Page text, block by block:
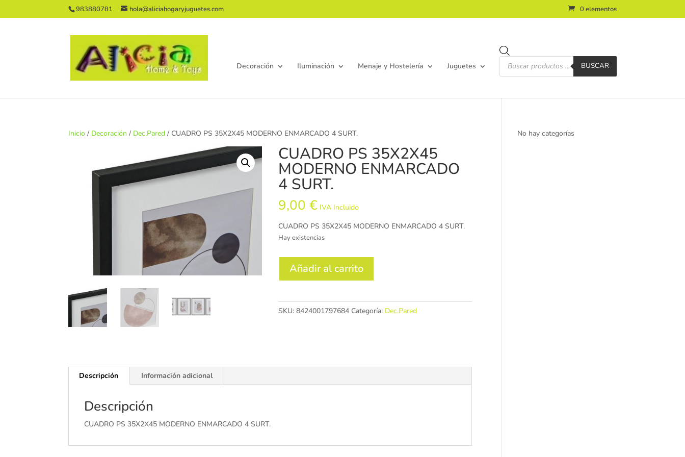
983880781 hola@aliciahogaryjuguetes.com 0 elementos
Decoración Iluminación Menaje y Hostelería Juguetes
Búsqueda
productos
BUSCAR
Inicio / Decoración / Dec.Pared / CUADRO PS 35X2X45 MODERNO ENMARCADO 4 SURT.
CUADRO PS 35X2X45
MODERNO ENMARCADO
4 SURT.
9,00€ IVA Incluido
CUADRO PS 35X2X45 MODERNO ENMARCADO 4 SURT.
Hay existencias
ENMARCADO
Añadir al carrito
SKU:8424001797684 Categoría: Dec.Pared
Descripción Información adicional
Descripción
CUADRO PS 35X2X45 MODERNO ENMARCADO 4 SURT.
No hay categorías